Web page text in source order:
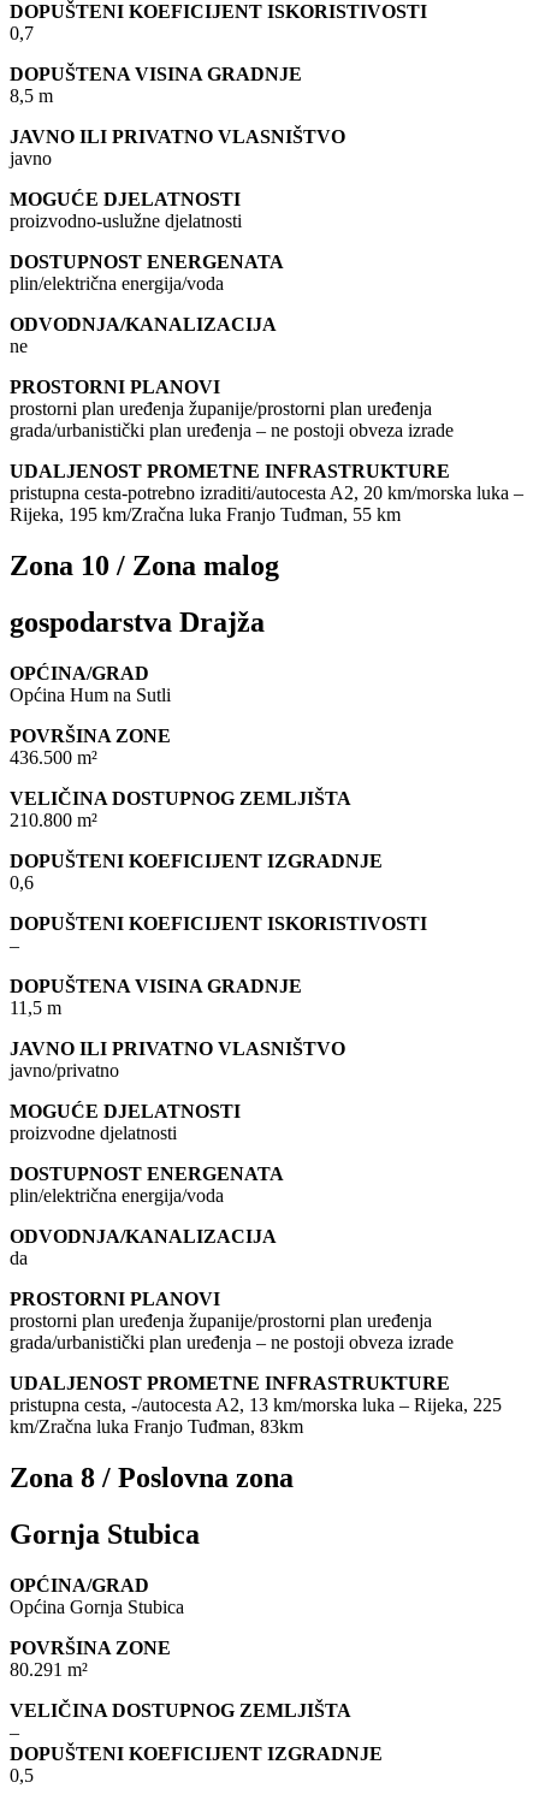
DOPUŠTENI KOEFICIJENT ISKORISTIVOSTI
0,7
DOPUŠTENA VISINA GRADNJE
8,5 m
JAVNO ILI PRIVATNO VLASNIŠTVO
javno
MOGUĆE DJELATNOSTI
proizvodno-uslužne djelatnosti
DOSTUPNOST ENERGENATA
plin/električna energija/voda
ODVODNJA/KANALIZACIJA
ne
PROSTORNI PLANOVI
prostorni plan uređenja županije/prostorni plan uređenja
grada/urbanistički plan uređenja – ne postoji obveza izrade
UDALJENOST PROMETNE INFRASTRUKTURE
pristupna cesta-potrebno izraditi/autocesta A2, 20 km/morska luka –
Rijeka, 195 km/Zračna luka Franjo Tuđman, 55 km
Zona 10 / Zona malog
gospodarstva Drajža
OPĆINA/GRAD
Općina Hum na Sutli
POVRŠINA ZONE
436.500 m²
VELIČINA DOSTUPNOG ZEMLJIŠTA
210.800 m²
DOPUŠTENI KOEFICIJENT IZGRADNJE
0,6
DOPUŠTENI KOEFICIJENT ISKORISTIVOSTI
–
DOPUŠTENA VISINA GRADNJE
11,5 m
JAVNO ILI PRIVATNO VLASNIŠTVO
javno/privatno
MOGUĆE DJELATNOSTI
proizvodne djelatnosti
DOSTUPNOST ENERGENATA
plin/električna energija/voda
ODVODNJA/KANALIZACIJA
da
PROSTORNI PLANOVI
prostorni plan uređenja županije/prostorni plan uređenja
grada/urbanistički plan uređenja – ne postoji obveza izrade
UDALJENOST PROMETNE INFRASTRUKTURE
pristupna cesta, -/autocesta A2, 13 km/morska luka – Rijeka, 225
km/Zračna luka Franjo Tuđman, 83km
Zona 8 / Poslovna zona
Gornja Stubica
OPĆINA/GRAD
Općina Gornja Stubica
POVRŠINA ZONE
80.291 m²
VELIČINA DOSTUPNOG ZEMLJIŠTA
–
DOPUŠTENI KOEFICIJENT IZGRADNJE
0,5